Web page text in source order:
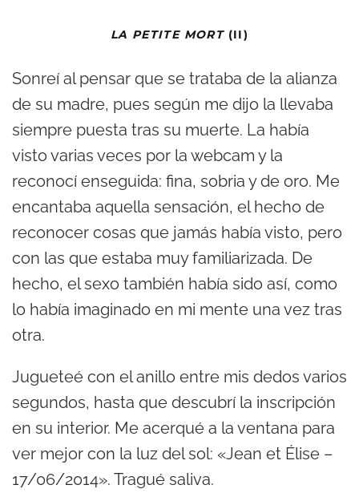
LA PETITE MORT(II)
Sonreí al pensar que se trataba de la alianza
de su madre, pues según me dijo la llevaba
siempre puesta tras su muerte. La había
visto varias veces por la webcam y la
reconocí enseguida: fina, sobria y de oro. Me
encantaba aquella sensación, el hecho de
reconocer cosas que jamás había visto, pero
con las que estaba muy familiarizada. De
hecho, el sexo también había sido así, como
lo había imaginado en mi mente una vez tras
otra.
Jugueteé con el anillo entre mis dedos varios
segundos, hasta que descubrí la inscripción
en su interior. Me acerqué a la ventana para
ver mejor con la luz del sol: «Jean et Élise –
17/06/2014». Tragué saliva.